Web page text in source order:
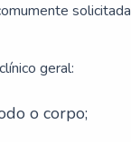
geral:
o corpo;